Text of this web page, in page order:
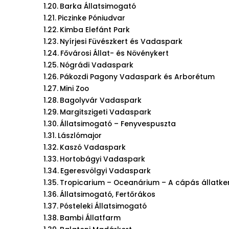
Barka Állatsimogató
Piczinke Póniudvar
Kimba Elefánt Park
Nyírjesi Füvészkert és Vadaspark
Fővárosi Állat- és Növénykert
Nógrádi Vadaspark
Pákozdi Pagony Vadaspark és Arborétum
Mini Zoo
Bagolyvár Vadaspark
Margitszigeti Vadaspark
Állatsimogató – Fenyvespuszta
Lászlómajor
Kaszó Vadaspark
Hortobágyi Vadaspark
Egeresvölgyi Vadaspark
Tropicarium – Oceanárium – A cápás
Állatsimogató, Fertőrákos
Pósteleki Állatsimogató
Bambi Állatfarm